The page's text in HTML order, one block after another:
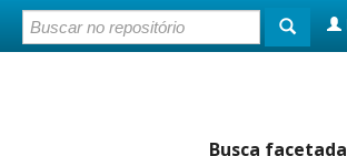
Busca facetada